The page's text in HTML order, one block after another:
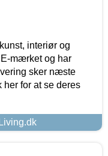
interiør og
mærket og har
sker næste
for at se deres